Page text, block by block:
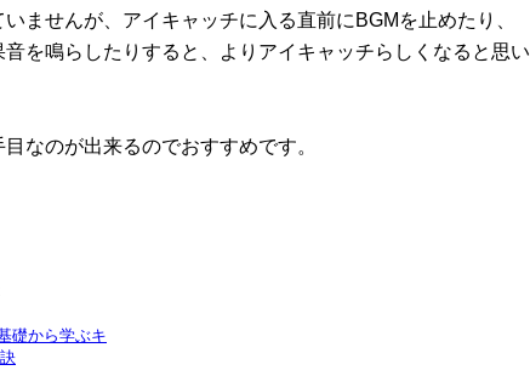
ませんが、アイキャッチに入る直前にBGMを止めたり、
を鳴らしたりすると、よりアイキャッチらしくなると思い
なのが出来るのでおすすめです。